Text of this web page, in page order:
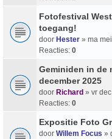
Fotofestival
toegang!
door Hester » ma
Reacties: 0
Geminiden in de
december 2025
door Richard » vr
Reacties: 0
Expositie Foto
door Willem Focus »